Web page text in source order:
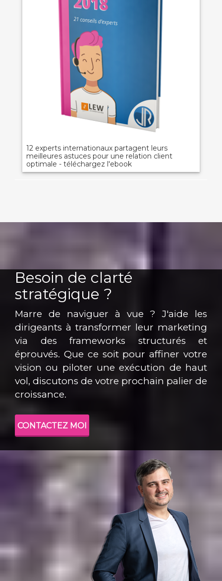
12 experts internationaux partagent leurs
meilleures astuces pour une relation client
optimale - téléchargez l'ebook
Besoin de clarté
stratégique ?
Marre de naviguer à vue ? J'aide les
dirigeants à transformer leur marketing
via des frameworks structurés et
éprouvés. Que ce soit pour affiner votre
vision ou piloter une exécution de haut
vol, discutons de votre prochain palier de
croissance.
CONTACTEZ MOI